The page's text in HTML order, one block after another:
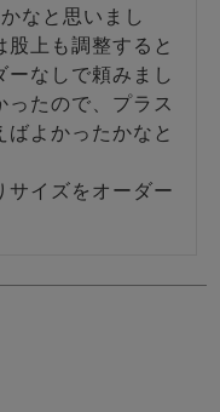
なと思いまし
上も調整すると
ーなしで頼みまし
ったので、プラス
よかったかなと
サイズをオーダー